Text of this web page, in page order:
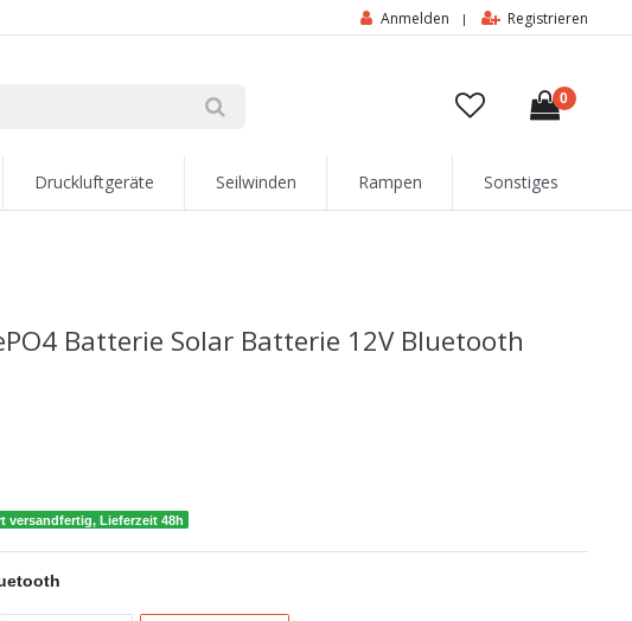
Anmelden | Registrieren
0
Druckluftgeräte Seilwinden Rampen Sonstiges
Batterie Solar Batterie 12V Bluetooth
versandfertig, Lieferzeit 48h